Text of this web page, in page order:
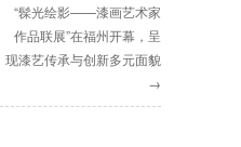
“髹光绘影——漆画艺术家
作品联展”在福州开幕，呈
现漆艺传承与创新多元面貌
→